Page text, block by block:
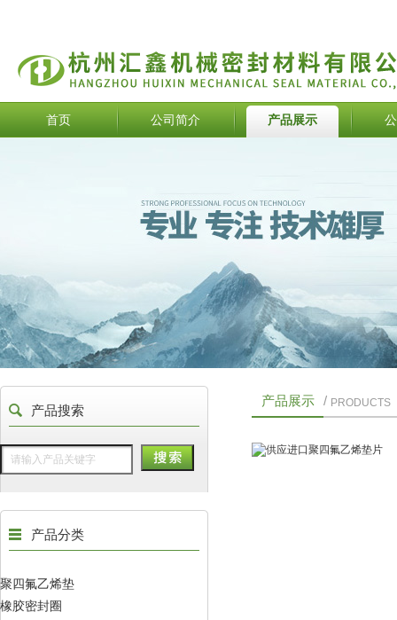
首页 公司简介 产品展示
产品搜索
产品分类
聚四氟乙烯垫
橡胶密封圈
产品展示 / PRODUCTS